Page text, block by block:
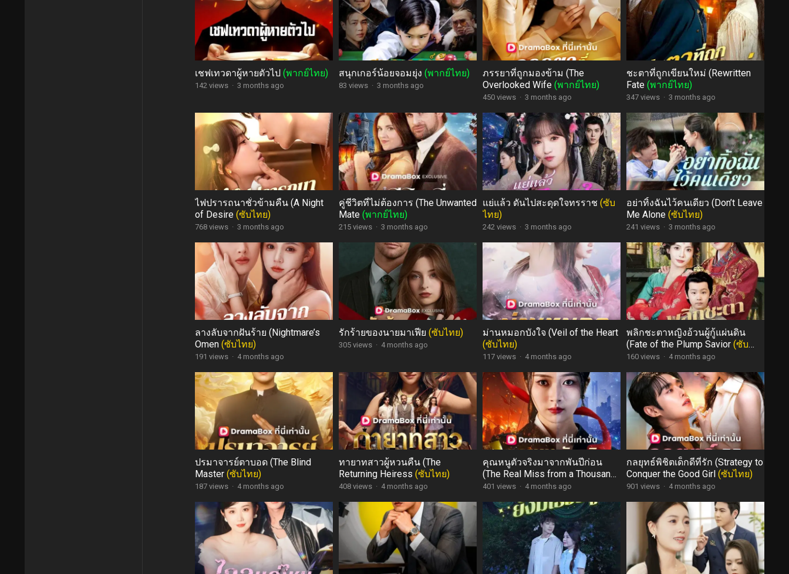
เชฟเทวดาผู้หายตัวไป (พากย์ไทย)
142 views · 3 months ago
สนุกเกอร์น้อยจอมยุ่ง (พากย์ไทย)
83 views · 3 months ago
ภรรยาที่ถูกมองข้าม (The
Overlooked Wife (พากย์ไทย)
450 views · 3 months ago
ชะตาที่ถูกเขียนใหม่ (Rewritten
Fate (พากย์ไทย)
347 views · 3 months ago
ไฟปรารถนาชั่วข้ามคืน (A Night
of Desire (ซับไทย)
768 views · 3 months ago
คู่ชีวิตที่ไม่ต้องการ (The Unwanted
Mate (พากย์ไทย)
215 views · 3 months ago
แย่แล้ว ดันไปสะดุดใจทรราช (ซับ
ไทย)
242 views · 3 months ago
อย่าทิ้งฉันไว้คนเดียว (Don’t Leave
Me Alone (ซับไทย)
241 views · 3 months ago
ลางลับจากฝันร้าย (Nightmare’s
Omen (ซับไทย)
191 views · 4 months ago
รักร้ายของนายมาเฟีย (ซับไทย)
305 views · 4 months ago
ม่านหมอกบังใจ (Veil of the Heart
(ซับไทย)
117 views · 4 months ago
พลิกชะตาหญิงอ้วนผู้กู้แผ่นดิน
(Fate of the Plump Savior (ซับ
ไทย)
160 views · 4 months ago
ปรมาจารย์ตาบอด (The Blind
Master (ซับไทย)
187 views · 4 months ago
ทายาทสาวผู้หวนคืน (The
Returning Heiress (ซับไทย)
408 views · 4 months ago
คุณหนูตัวจริงมาจากพันปีก่อน
(The Real Miss from a Thousand
Years Ago(ซับไทย)
401 views · 4 months ago
กลยุทธ์พิชิตเด็กดีที่รัก (Strategy to
Conquer the Good Girl (ซับไทย)
901 views · 4 months ago